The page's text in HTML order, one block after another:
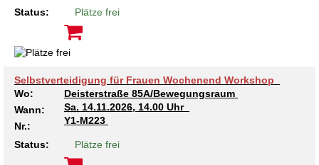
Kindertagesstätte Rosenbergstraße
Krippe Schleswiger Straße
Kindertagesstätte Schneiderberg
Kindertagesstätte Sylter Weg
Kindertagesstätte Tresckowstraße
Kindertagesstätte Langes Feld “Deisterspatzen”
Kindertagesstätte Levester Straße
Offene Sprach-Sprechstunde
Familienzentrum
Kindertagesstätte Mühenkamp / Familienzentrum
Kindertagesstätte Petermannstraße /
Familienzentrum
Status: Plätze frei
Selbstverteidigung für Frauen Wochenend Workshop
Wo:
Deisterstraße 85A/Bewegungsraum
Wann:
Sa. 14.11.2026, 14.00 Uhr
Nr.:
Y1-M223
Status: Plätze frei